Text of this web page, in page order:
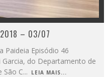
– 03/07
Paideia Episódio 46
do Departamento de
São C... LEIA MAIS...